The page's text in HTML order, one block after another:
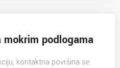
mokrim podlogama
kontaktna površina se